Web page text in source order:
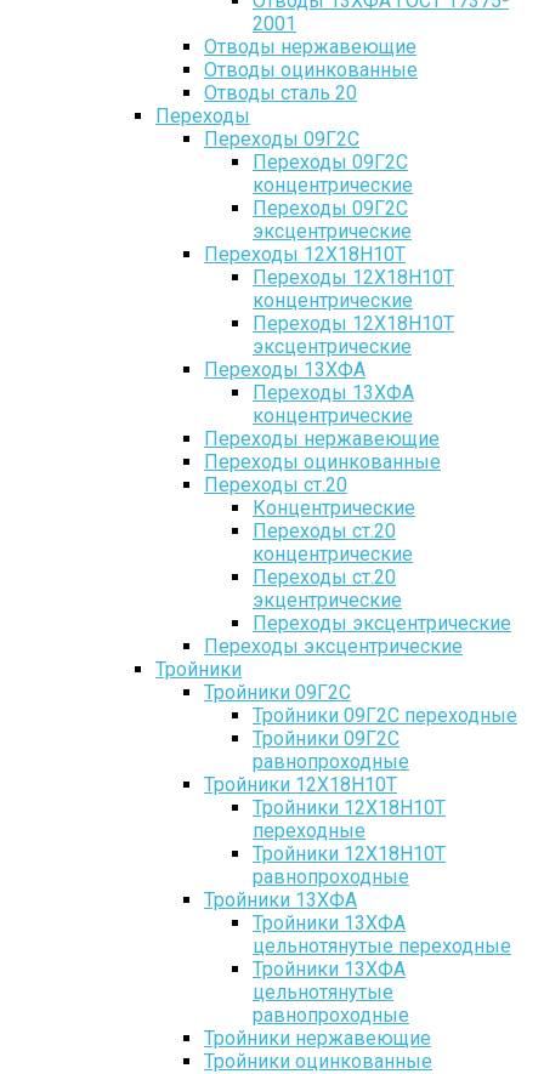
2001
Отводы нержавеющие
Отводы оцинкованные
Отводы сталь 20
Переходы
Переходы 09Г2С
Переходы 09Г2С
концентрические
Переходы 09Г2С
эксцентрические
Переходы 12Х18Н10Т
Переходы 12Х18Н10Т
концентрические
Переходы 12Х18Н10Т
эксцентрические
Переходы 13ХФА
Переходы 13ХФА
концентрические
Переходы нержавеющие
Переходы оцинкованные
Переходы ст.20
Концентрические
Переходы ст.20
концентрические
Переходы ст.20
экцентрические
Переходы эксцентрические
Переходы эксцентрические
Тройники
Тройники 09Г2С
Тройники 09Г2С переходные
Тройники 09Г2С
равнопроходные
Тройники 12Х18Н10Т
Тройники 12Х18Н10Т
переходные
Тройники 12Х18Н10Т
равнопроходные
Тройники 13ХФА
Тройники 13ХФА
цельнотянутые переходные
Тройники 13ХФА
цельнотянутые
равнопроходные
Тройники нержавеющие
Тройники оцинкованные